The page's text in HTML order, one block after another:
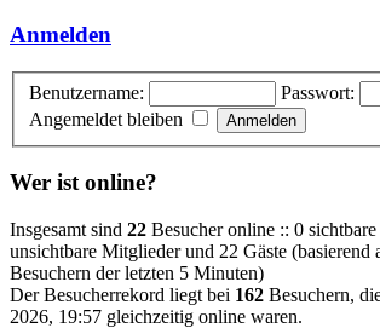
Anmelden
Benutzername: Passwort:
Angemeldet bleiben
Wer ist online?
Insgesamt sind 22 Besucher online :: 0
unsichtbare Mitglieder und 22 Gäste (basierend
Besuchern der letzten 5 Minuten)
Der Besucherrekord liegt bei 162 Besuchern,
2026, 19:57 gleichzeitig online waren.